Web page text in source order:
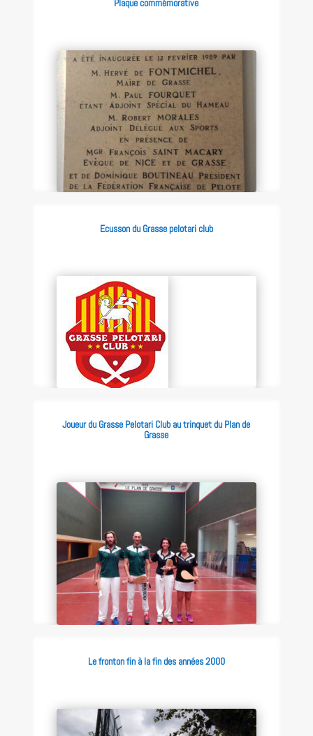
Ecusson du Grasse pelotari club
Joueur du Grasse Pelotari Club au trinquet du Plan de
Grasse
Le fronton fin à la fin des années 2000